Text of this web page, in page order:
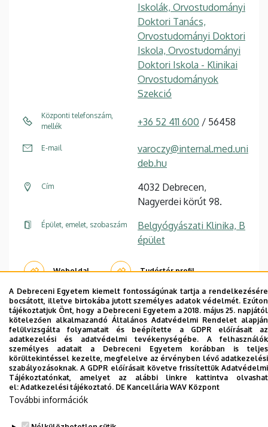
Iskolák, Orvostudományi
Doktori Tanács,
Orvostudományi Doktori
Iskola, Orvostudományi
Doktori Iskola - Klinikai
Orvostudományok
Szekció
Központi telefonszám,
mellék
+36 52 411 600 / 56458
E-mail
varoczy@internal.med.uni
deb.hu
Cím
4032 Debrecen,
Nagyerdei körút 98.
Épület, emelet, szobaszám
Belgyógyászati Klinika, B
épület
Weboldal Tudóstér profil
Dolgozói adatmódosítás igénylése a DE
telefonkönyvében|Külső személyek rögzítése a
DE telefonkönyvében|Súgó|Hibabejelentés
A Debreceni Egyetem kiemelt fontosságúnak tartja a rendelkezésére
bocsátott, illetve birtokába jutott személyes adatok védelmét. Ezúton
tájékoztatjuk Önt, hogy a Debreceni Egyetem a 2018. május 25. napjától
kötelezően alkalmazandó Általános Adatvédelmi Rendelet alapján
felülvizsgálta folyamatait és beépítette a GDPR előírásait az
adatkezelési és adatvédelmi tevékenységébe. A felhasználók
személyes adatait a Debreceni Egyetem korábban is teljes
körültekintéssel kezelte, megfelelve az érvényben lévő adatkezelési
szabályozásoknak. A GDPR előírásait követve frissítettük Adatvédelmi
Tájékoztatónkat, amelyet az alábbi linkre kattintva olvashat
el: Adatkezelési tájékoztató. DE Kancellária WAV Központ
További információk